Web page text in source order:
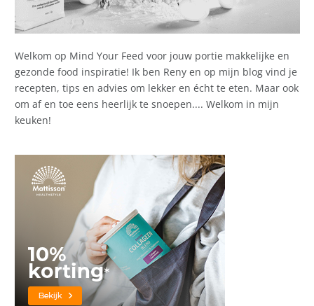
Welkom op Mind Your Feed voor jouw portie makkelijke en
gezonde food inspiratie! Ik ben Reny en op mijn blog vind je
recepten, tips en advies om lekker en écht te eten. Maar ook
om af en toe eens heerlijk te snoepen.... Welkom in mijn
keuken!